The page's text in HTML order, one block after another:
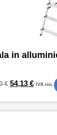
in
€ 54,13 € IVA inc.